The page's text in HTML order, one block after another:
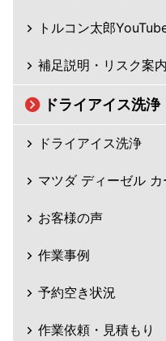
トルコン太郎
補足説明・リスク案内
ドライアイス洗浄
ドライアイス洗浄
マツダ ディーゼル
お客様の声
作業事例
予約空き状況
作業依頼・見積もり